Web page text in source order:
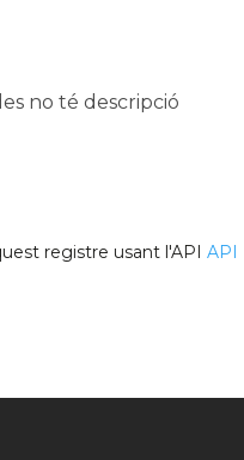
no té descripció
registre usant l'API API